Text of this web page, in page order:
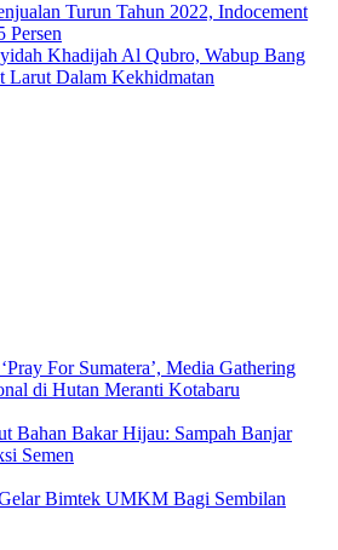
Turun Tahun 2022, Indocement
Persen
Khadijah Al Qubro, Wabup Bang
Larut Dalam Kekhidmatan
For Sumatera’, Media Gathering
di Hutan Meranti Kotabaru
Bahan Bakar Hijau: Sampah Banjar
Semen
Bimtek UMKM Bagi Sembilan